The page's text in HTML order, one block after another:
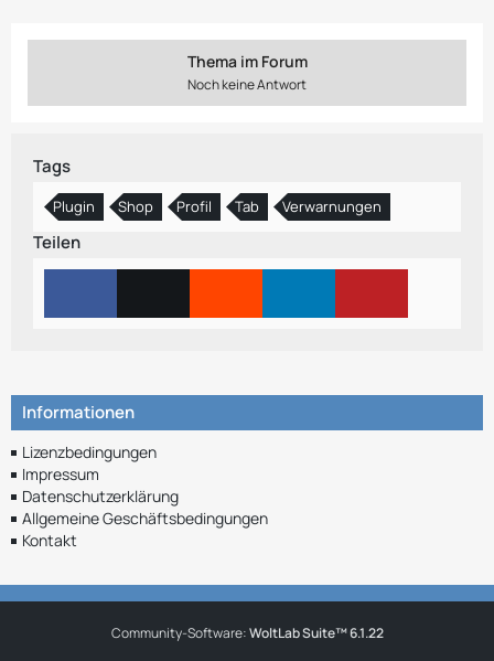
Thema im Forum
Noch keine Antwort
Tags
Plugin Shop Profil Tab Verwarnungen
Teilen
Informationen
Lizenzbedingungen
Impressum
Datenschutzerklärung
Allgemeine Geschäftsbedingungen
Kontakt
Community-Software:WoltLab Suite™ 6.1.22